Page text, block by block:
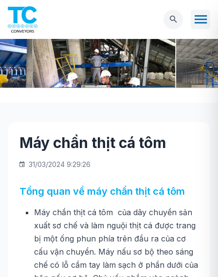
thịt cá tôm
Máy chần thịt cá tôm
31/03/2024 9:29:26
Tổng quan về máy chần thịt cá tôm
Máy chần thịt cá tôm của dây chuyền sản
xuất sơ chế và làm nguội thịt cá được trang
bị một ống phun phía trên đầu ra của cơ
cấu vận chuyển. Máy nấu sơ bộ theo sáng
chế có lỗ cầm tay làm sạch ở phần dưới của